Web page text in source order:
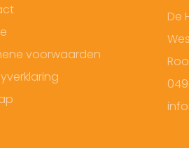
voorwaarden
De